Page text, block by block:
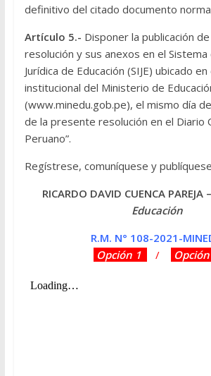
definitivo del citado documento
Artículo 5.- Disponer la publicación
resolución y sus anexos en el
Jurídica de Educación (SIJE) ubicado
institucional del Ministerio de
(www.minedu.gob.pe), el mismo día
de la presente resolución en el Diario
Peruano”.
Regístrese, comuníquese y
RICARDO DAVID CUENCA PAREJA –
Educación
R.M. N° 108-2021-
Opción 1
/